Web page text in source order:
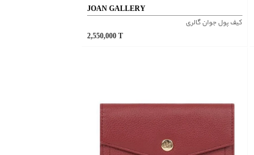
JOAN GALLERY
کیف پول جوان گالری
2,550,000 T